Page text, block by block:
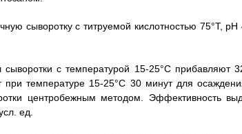
сыворотку с титруемой кислотностью 75°Т,
с температурой 15-25°С прибавляют
температуре 15-25°С 30 минут для
центробежным методом. Эффективность
ед.